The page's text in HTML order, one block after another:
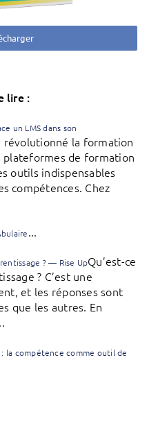
lire :
un LMS dans son
révolutionné la formation
plateformes de formation
outils indispensables
compétences. Chez
...
? — Rise UpQu’est-ce
? C’est une
et les réponses sont
que les autres. En
la compétence comme outil de